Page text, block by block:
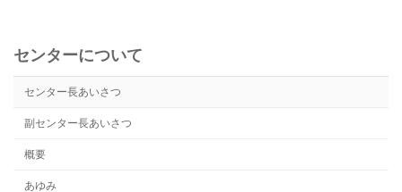
センターについて
センター長あいさつ
副センター長あいさつ
概要
あゆみ